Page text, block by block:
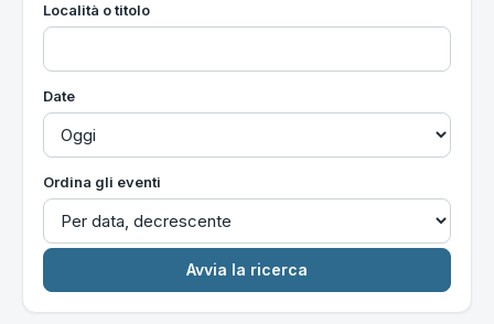
Località o titolo
Date
Ordina gli eventi